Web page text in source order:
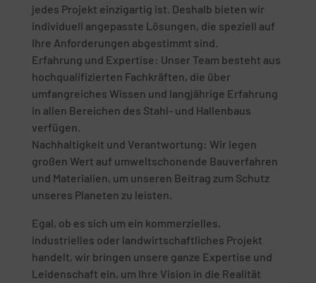
jedes Projekt einzigartig ist. Deshalb bieten wir
individuell angepasste Lösungen, die speziell auf
Ihre Anforderungen abgestimmt sind.
Erfahrung und Expertise: Unser Team besteht aus
hochqualifizierten Fachkräften, die über
umfangreiches Wissen und langjährige Erfahrung
in allen Bereichen des Stahl- und Hallenbaus
verfügen.
Nachhaltigkeit und Verantwortung: Wir legen
großen Wert auf umweltschonende Bauverfahren
und Materialien, um unseren Beitrag zum Schutz
unseres Planeten zu leisten.
Egal, ob es sich um ein kommerzielles,
industrielles oder landwirtschaftliches Projekt
handelt, wir bringen unsere ganze Expertise und
Leidenschaft ein, um Ihre Vision in die Realität